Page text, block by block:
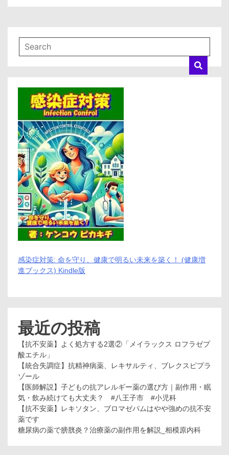
感染症対策: 命を守り、健康で明るい未来を築く！ (健康増
進ブックス) Kindle版
最近の投稿
【抗不安薬】よく処方する2選②「メイラックス ロフラゼプ
酸エチル」
【統合失調症】抗精神病薬、レキサルティ、ブレクスピプラ
ゾール
【医師解説】子どもの抗アレルギー薬の選び方｜副作用・眠
気・飲み続けても大丈夫？ #八王子市 #小児科
【抗不安薬】レキソタン、ブロマゼパムはやや強めの抗不安
薬です
糖尿病の薬で膀胱炎？治療薬の副作用を解説_相模原内科